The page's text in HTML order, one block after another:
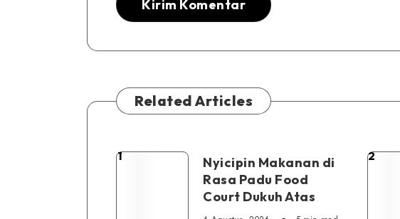
Related Articles
Nyicipin
1
Nyicipin Makanan di
Rasa Padu Food
Court Dukuh Atas
Dompet
2